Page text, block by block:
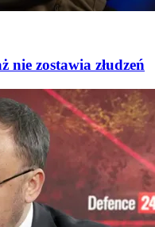
nie zostawia złudzeń